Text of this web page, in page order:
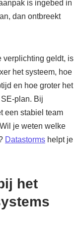
is ingebed in
dan ontbreekt
verplichting geldt, is
het systeem, hoe
en hoe groter het
plan. Bij
een stabiel team
je weten welke
Datastorms helpt je
het